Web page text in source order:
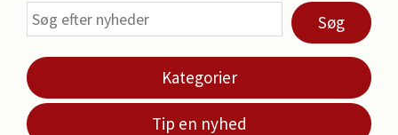
Søg
Kategorier
Tip en nyhed